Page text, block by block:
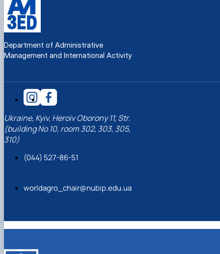
Department of Administrative
Management and International Activity
Ukraine, Kyiv, Heroiv Oborony 11, Str.
(building No 10, room 302, 303, 305,
310)
(044) 527-86-51
worldagro_chair@nubip.edu.ua